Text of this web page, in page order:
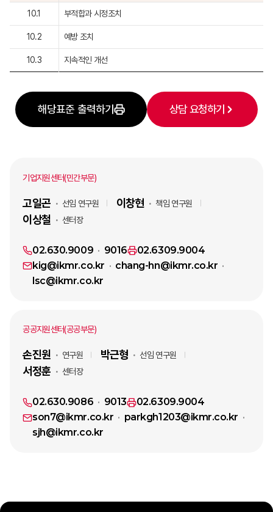
10.1 부적합과 시정조치
10.2 예방 조치
10.3 지속적인 개선
해당표준 출력하기 상담 요청하기
기업지원센터(민간부문)
고일곤 선임 연구원 이창현 책임 연구원
이상철 센터장
02.630.9009 9016
02.6309.9004
kig@ikmr.co.kr
chang-hn@ikmr.co.kr
lsc@ikmr.co.kr
공공지원센터(공공부문)
손진원 연구원 박근형 선임 연구원
서정훈 센터장
02.630.9086 9013
02.6309.9004
son7@ikmr.co.kr
parkgh1203@ikmr.co.kr
sjh@ikmr.co.kr